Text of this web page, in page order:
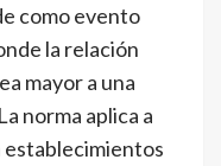
como evento
la relación
mayor a una
norma aplica a
establecimientos